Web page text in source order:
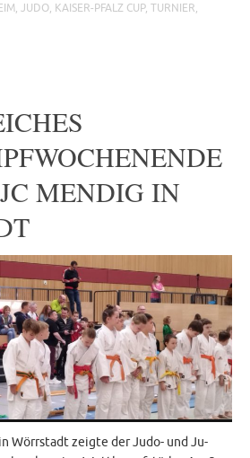
, JUDO, KAISER-PFALZ CUP, TURNIER,
MENDIG IN
Wörrstadt zeigte der Judo- und Ju-